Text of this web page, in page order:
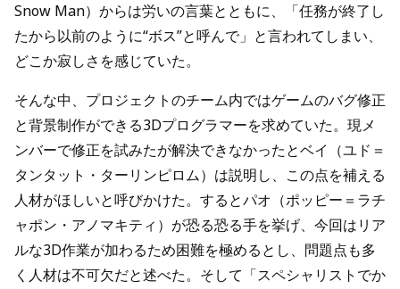
Snow Man）からは労いの言葉とともに、「任務が終了し
たから以前のように“ボス”と呼んで」と言われてしまい、
どこか寂しさを感じていた。
そんな中、プロジェクトのチーム内ではゲームのバグ修正
と背景制作ができる3Dプログラマーを求めていた。現メ
ンバーで修正を試みたが解決できなかったとベイ（ユド＝
タンタット・ターリンピロム）は説明し、この点を補える
人材がほしいと呼びかけた。するとパオ（ポッピー＝ラチ
ャポン・アノマキティ）が恐る恐る手を挙げ、今回はリア
ルな3D作業が加わるため困難を極めるとし、問題点も多
く人材は不可欠だと述べた。そして「スペシャリストでか